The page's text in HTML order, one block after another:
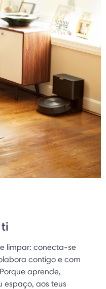
limpar: conecta-se
contigo e com
aprende,
espaço, aos teus